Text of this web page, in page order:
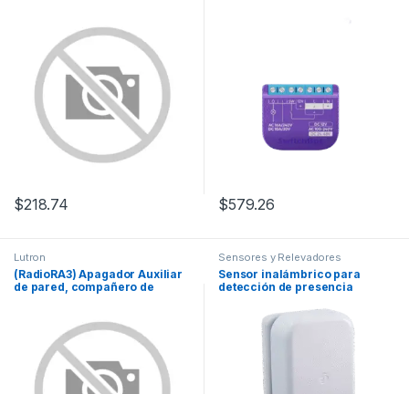
$218.74 $579.26
Lutron
(RadioRA3) Apagador Auxiliar
de pared, compañero de
Color blanco.
Sensores y Relevadores
Sensor inalámbrico para
detección de presencia